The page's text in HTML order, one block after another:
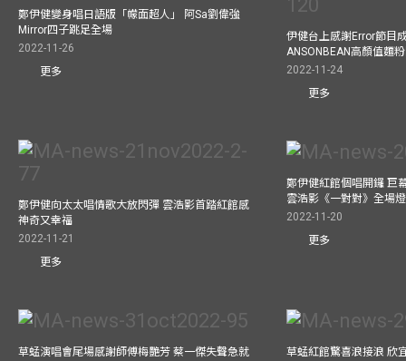
鄭伊健變身唱日語版「幪面超人」 阿Sa劉偉強
Mirror四子跳足全場
2022-11-26
更多
伊健台上感謝Error節目
ANSONBEAN高顏值麵
2022-11-24
更多
鄭伊健向太太唱情歌大放閃彈 雲浩影首踏紅館感
神奇又幸福
2022-11-21
更多
鄭伊健紅館個唱開鑼 巨
雲浩影《一對對》全場
2022-11-20
更多
草蜢演唱會尾場感謝師傅梅艷芳 蔡一傑失聲急就 草蜢紅館驚喜浪接浪 欣